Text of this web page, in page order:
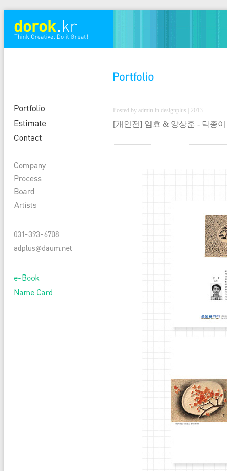
Posted by admin in designplus | 2013
[개인전] 임효 & 양상훈 - 닥종